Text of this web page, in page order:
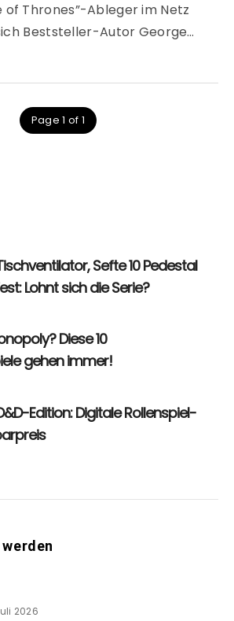
of Thrones”-Ableger im Netz
Beststeller-Autor George…
Page 1 of 1
2026